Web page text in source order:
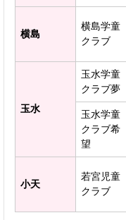
横島
横島学童
クラブ
玉水
玉水学童
クラブ夢
玉水学童
クラブ希
望
小天
若宮児童
クラブ